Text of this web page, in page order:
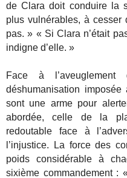
de Clara doit conduire la
plus vulnérables, à cesser
pas. » « Si Clara n’était
indigne d’elle. »
Face à
déshumanisation
sont une arme pour
abordée, celle de la
redoutable face à
l’injustice. La force des
poids considérable à
sixième commandement :